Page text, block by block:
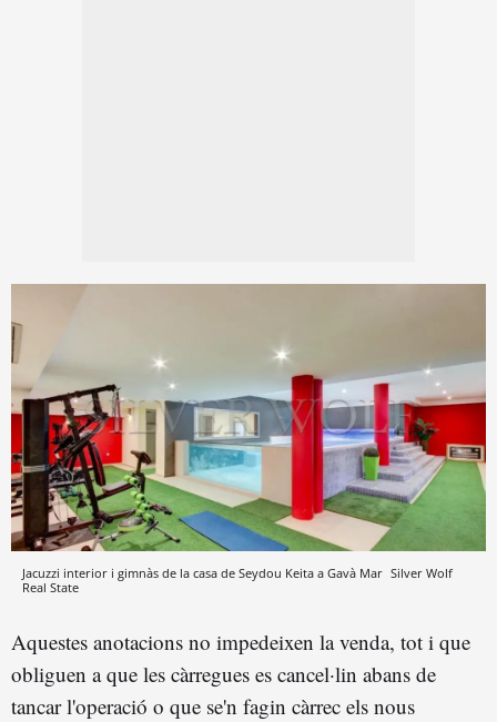
Jacuzzi interior i gimnàs de la casa de Seydou Keita a Gavà Mar Silver Wolf
Real State
Aquestes anotacions no impedeixen la venda, tot i que
obliguen a que les càrregues es cancel·lin abans de
tancar l'operació o que se'n fagin càrrec els nous